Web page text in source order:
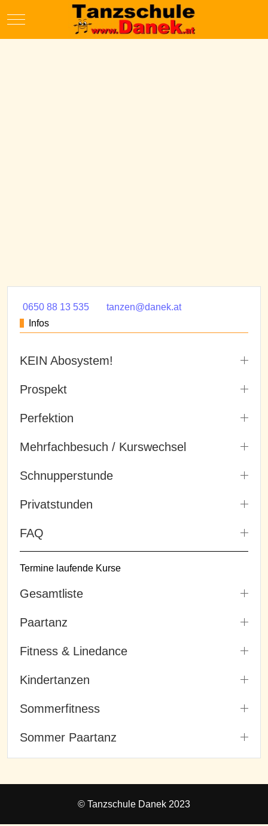
Mobile Menu Toggle
0650 88 13 535
tanzen@danek.at
Infos
KEIN Abosystem!
Prospekt
Perfektion
Mehrfachbesuch / Kurswechsel
Schnupperstunde
Privatstunden
FAQ
Termine laufende Kurse
Gesamtliste
Paartanz
Fitness & Linedance
Kindertanzen
Sommerfitness
Sommer Paartanz
© Tanzschule Danek 2023